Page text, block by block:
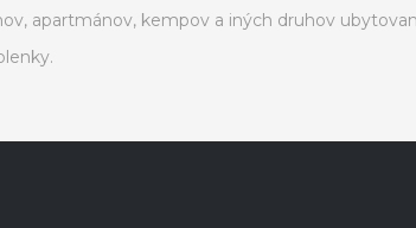
apartmánov, kempov a iných druhov